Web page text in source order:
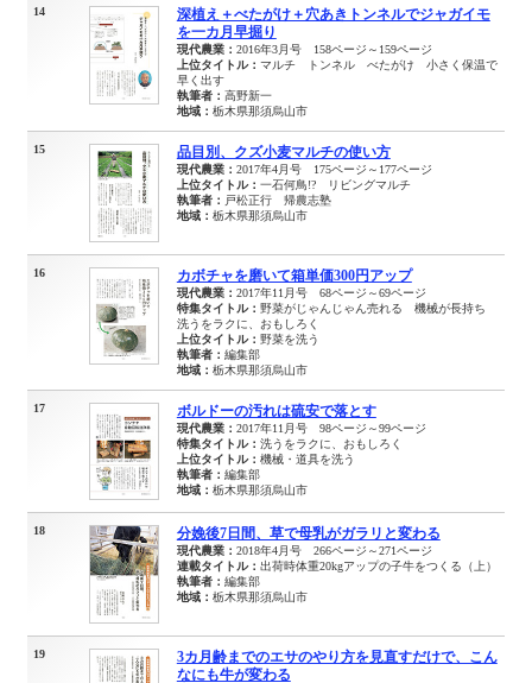
14
深植え＋べたがけ＋穴あきトンネルでジャガイモ
を一カ月早掘り
現代農業： 2016年3月号 158ページ～159ページ
上位タイトル： マルチ トンネル べたがけ 小さく保温で
早く出す
執筆者： 高野新一
地域： 栃木県那須烏山市
15 品目別、クズ小麦マルチの使い方
現代農業： 2017年4月号 175ページ～177ページ
上位タイトル： 一石何鳥!? リビングマルチ
執筆者： 戸松正行 帰農志塾
地域： 栃木県那須烏山市
16 カボチャを磨いて箱単価300円アップ
現代農業： 2017年11月号 68ページ～69ページ
特集タイトル： 野菜がじゃんじゃん売れる 機械が長持ち
洗うをラクに、おもしろく
上位タイトル： 野菜を洗う
執筆者： 編集部
地域： 栃木県那須烏山市
17 ボルドーの汚れは硫安で落とす
現代農業： 2017年11月号 98ページ～99ページ
特集タイトル： 洗うをラクに、おもしろく
上位タイトル： 機械・道具を洗う
執筆者： 編集部
地域： 栃木県那須烏山市
18 分娩後7日間、草で母乳がガラリと変わる
現代農業： 2018年4月号 266ページ～271ページ
連載タイトル： 出荷時体重20kgアップの子牛をつくる（上）
執筆者： 編集部
地域： 栃木県那須烏山市
19
3カ月齢までのエサのやり方を見直すだけで、こん
なにも牛が変わる